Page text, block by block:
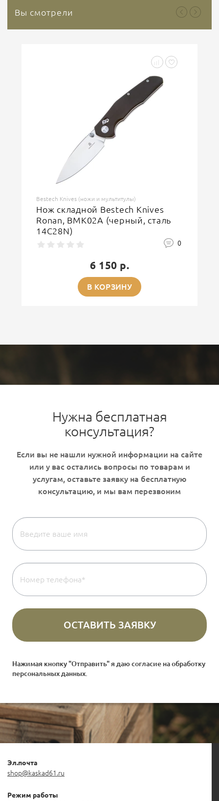
Вы смотрели
Bestech Knives (ножи и мультитулы)
Нож складной Bestech Knives
Ronan, BMK02A (черный, сталь
14C28N)
0
6 150 р.
В КОРЗИНУ
Нужна бесплатная
консультация?
Нажимая кнопку "Отправить" я даю согласие наобработку
персональных данных
Эл.почта
shop@kaskad61.ru
Режим работы